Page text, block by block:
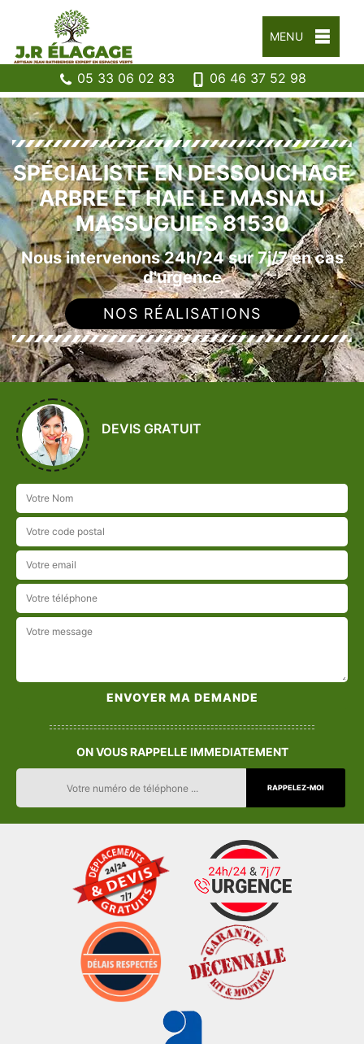
MENU
05 33 06 02 83 06 46 37 52 98
SPÉCIALISTE EN DESSOUCHAGE
ARBRE ET HAIE LE MASNAU
MASSUGUIES 81530
Nous intervenons 24h/24 sur 7j/7 en cas
d'urgence
NOS RÉALISATIONS
DEVIS GRATUIT
ON VOUS RAPPELLE IMMEDIATEMENT